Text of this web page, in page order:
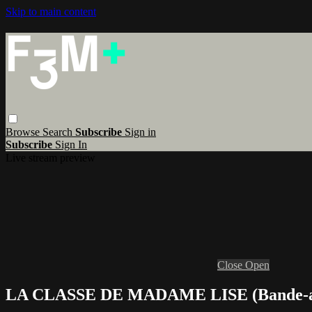
Skip to main content
Browse Search Subscribe Sign in
Subscribe Sign In
Close Open
LA CLASSE DE MADAME LISE (Bande-